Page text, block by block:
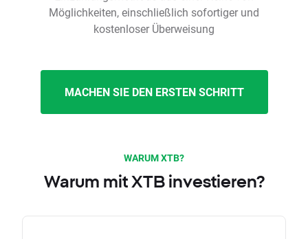
Möglichkeiten, einschließlich sofortiger und
kostenloser Überweisung
MACHEN SIE DEN ERSTEN SCHRITT
WARUM XTB?
Warum mit XTB investieren?